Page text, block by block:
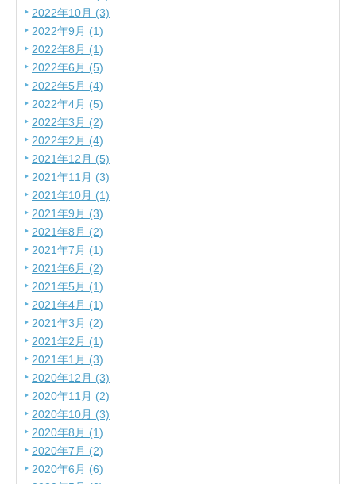
2022年10月 (3)
2022年9月 (1)
2022年8月 (1)
2022年6月 (5)
2022年5月 (4)
2022年4月 (5)
2022年3月 (2)
2022年2月 (4)
2021年12月 (5)
2021年11月 (3)
2021年10月 (1)
2021年9月 (3)
2021年8月 (2)
2021年7月 (1)
2021年6月 (2)
2021年5月 (1)
2021年4月 (1)
2021年3月 (2)
2021年2月 (1)
2021年1月 (3)
2020年12月 (3)
2020年11月 (2)
2020年10月 (3)
2020年8月 (1)
2020年7月 (2)
2020年6月 (6)